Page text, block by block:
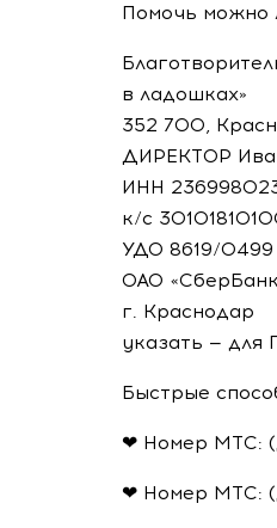
Помочь можно
в ладошках»
352 700,
ДИРЕКТОР
ИНН
к/с
УДО 8619/0499
ОАО
г. Краснодар
указать — для
Быстрые
❤ Номер МТС:
❤ Номер МТС: